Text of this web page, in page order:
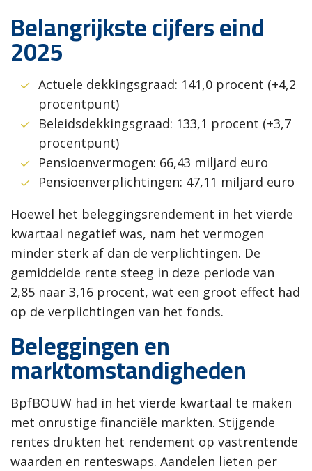
Belangrijkste cijfers eind
2025
Actuele dekkingsgraad: 141,0 procent (+4,2
procentpunt)
Beleidsdekkingsgraad: 133,1 procent (+3,7
procentpunt)
Pensioenvermogen: 66,43 miljard euro
Pensioenverplichtingen: 47,11 miljard euro
Hoewel het beleggingsrendement in het vierde
kwartaal negatief was, nam het vermogen
minder sterk af dan de verplichtingen. De
gemiddelde rente steeg in deze periode van
2,85 naar 3,16 procent, wat een groot effect had
op de verplichtingen van het fonds.
Beleggingen en
marktomstandigheden
BpfBOUW had in het vierde kwartaal te maken
met onrustige financiële markten. Stijgende
rentes drukten het rendement op vastrentende
waarden en renteswaps. Aandelen lieten per